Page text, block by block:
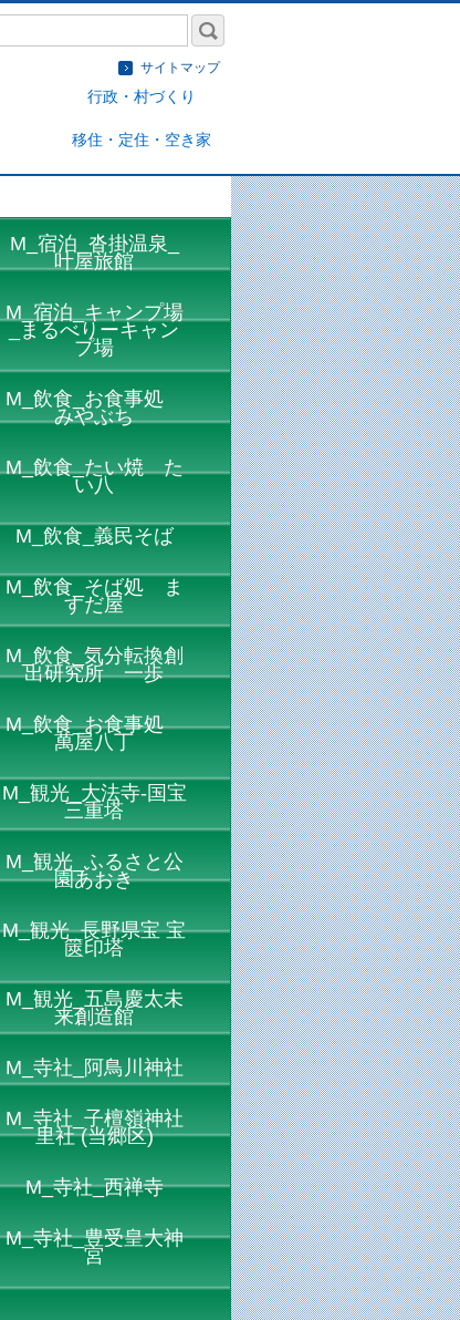
サイトマップ
行政・村づくり
移住・定住・空き家
M_宿泊_沓掛温泉_
叶屋旅館
M_宿泊_キャンプ場
_まるべりーキャン
プ場
M_飲食_お食事処
みやぶち
M_飲食_たい焼 た
い八
M_飲食_義民そば
M_飲食_そば処 ま
すだ屋
M_飲食_気分転換創
出研究所 一歩
M_飲食_お食事処
萬屋八丁
M_観光_大法寺-国宝
三重塔
M_観光_ふるさと公
園あおき
M_観光_長野県宝 宝
篋印塔
M_観光_五島慶太未
来創造館
M_寺社_阿鳥川神社
M_寺社_子檀嶺神社
里社 (当郷区)
M_寺社_西禅寺
M_寺社_豊受皇大神
宮